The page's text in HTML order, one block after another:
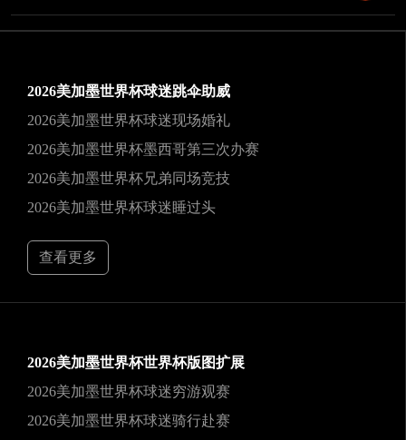
2026美加墨世界杯球迷跳伞助威
2026美加墨世界杯球迷现场婚礼
2026美加墨世界杯墨西哥第三次办赛
2026美加墨世界杯兄弟同场竞技
2026美加墨世界杯球迷睡过头
查看更多
2026美加墨世界杯世界杯版图扩展
2026美加墨世界杯球迷穷游观赛
2026美加墨世界杯球迷骑行赴赛